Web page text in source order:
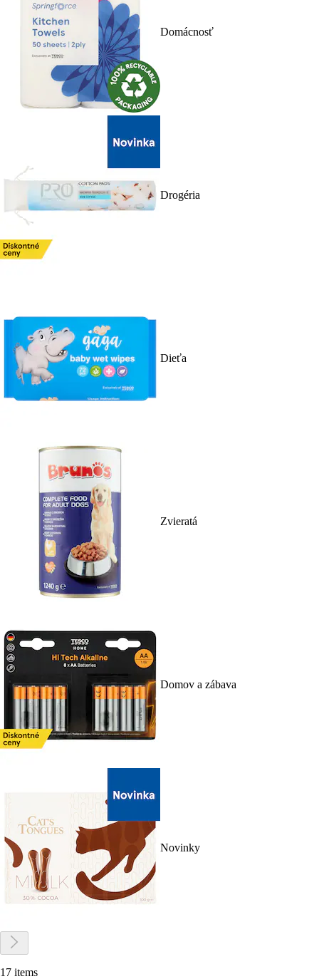
Domácnosť
Drogéria
Dieťa
Zvieratá
Domov a zábava
Novinky
17 items